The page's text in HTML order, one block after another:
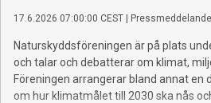
17.6.2026 07:00:00 CEST Pressmeddelande
Naturskyddsföreningen är på plats
och talar och debatterar om klimat,
Föreningen arrangerar bland annat en
om hur klimatmålet till 2030 ska nås